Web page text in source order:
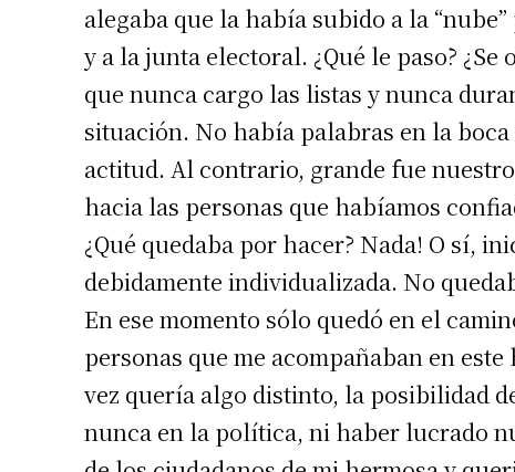
Dirección de
alegaba que la había subido a la
y a la junta electoral. ¿Qué le paso?
que nunca cargo las listas y nunca
situación. No había palabras en la
actitud. Al contrario, grande fue
hacia las personas que habíamos
¿Qué quedaba por hacer? Nada! O sí,
debidamente individualizada. No
En ese momento sólo quedó en el
personas que me acompañaban en
vez quería algo distinto, la posibilidad
nunca en la política, ni haber lucrado